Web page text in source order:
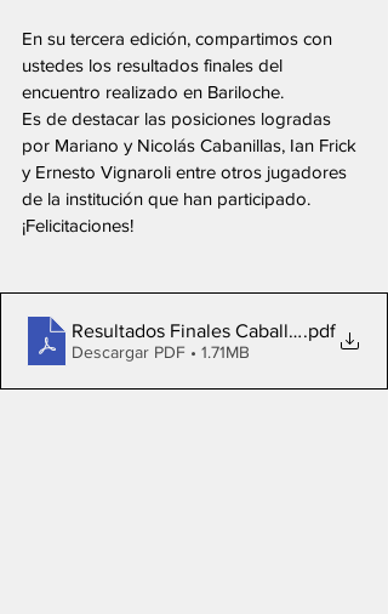
En su tercera edición, compartimos con
ustedes los resultados finales del
encuentro realizado en Bariloche.
Es de destacar las posiciones logradas
por Mariano y Nicolás Cabanillas, Ian Frick
y Ernesto Vignaroli entre otros jugadores
de la institución que han participado.
¡Felicitaciones!
Resultados Finales Caballeros.pdf
Descargar PDF • 1.71MB